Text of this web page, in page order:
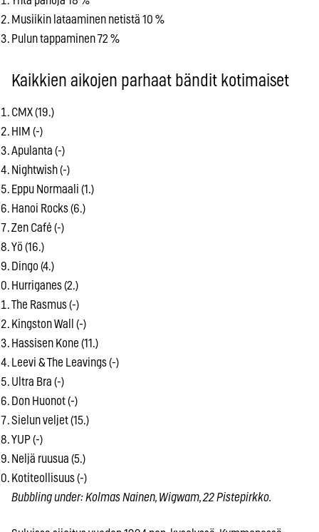
Musiikin lataaminen netistä 10 %
Pulun tappaminen 72 %
Kaikkien aikojen parhaat bändit kotimaiset
CMX (19.)
HIM (-)
Apulanta (-)
Nightwish (-)
Eppu Normaali (1.)
Hanoi Rocks (6.)
Zen Café (-)
Yö (16.)
Dingo (4.)
Hurriganes (2.)
The Rasmus (-)
Kingston Wall (-)
Hassisen Kone (11.)
Leevi & The Leavings (-)
Ultra Bra (-)
Don Huonot (-)
Sielun veljet (15.)
YUP (-)
Neljä ruusua (5.)
Kotiteollisuus (-)
Bubbling under: Kolmas Nainen, Wigwam, 22 Pistepirkko.